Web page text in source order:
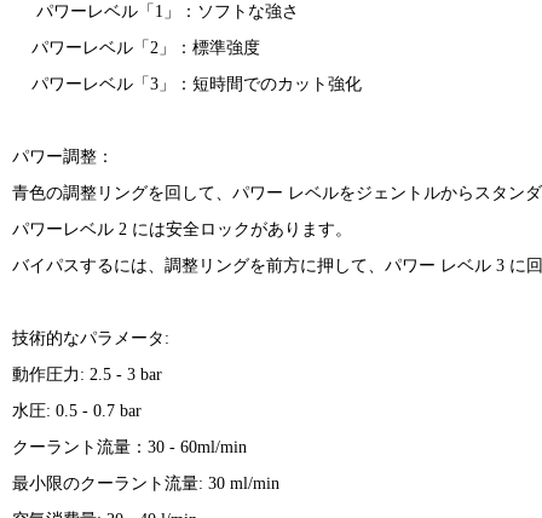
パワーレベル「1」：ソフトな強さ
パワーレベル「2」：標準強度
パワーレベル「3」：短時間でのカット強化
パワー調整：
青色の調整リングを回して、パワー レベルをジェントルからスタン
パワーレベル 2 には安全ロックがあります。
バイパスするには、調整リングを前方に押して、パワー レベル 3 に
技術的なパラメータ:
動作圧力: 2.5 - 3 bar
水圧: 0.5 - 0.7 bar
クーラント流量：30 - 60ml/min
最小限のクーラント流量: 30 ml/min